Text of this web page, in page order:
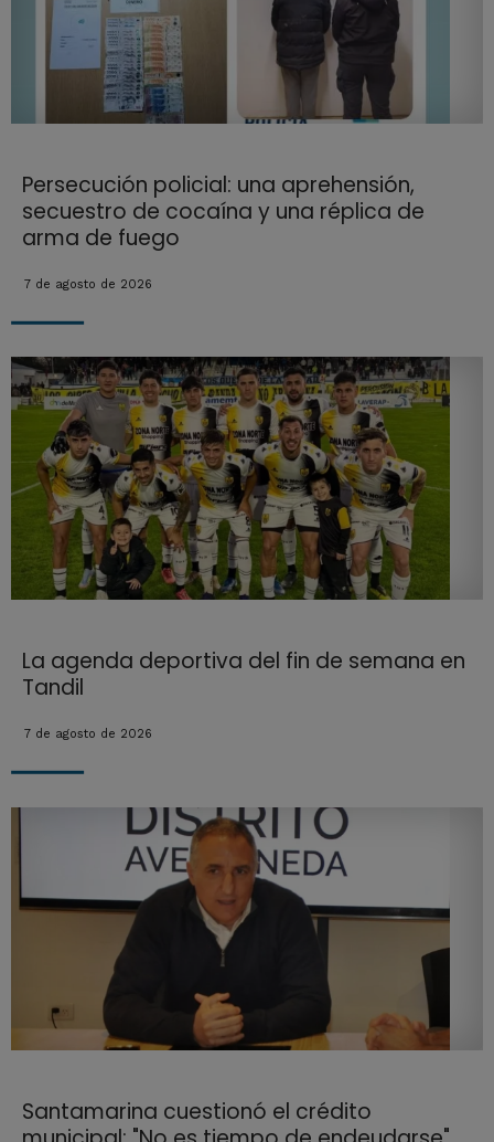
Persecución policial: una aprehensión,
secuestro de cocaína y una réplica de
arma de fuego
7 de agosto de 2026
La agenda deportiva del fin de semana en
Tandil
7 de agosto de 2026
Santamarina cuestionó el crédito